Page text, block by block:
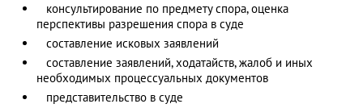
консультирование по предмету спора, оценка
перспективы разрешения спора в суде
составление исковых заявлений
составление заявлений, ходатайств, жалоб и иных
необходимых процессуальных документов
представительство в суде